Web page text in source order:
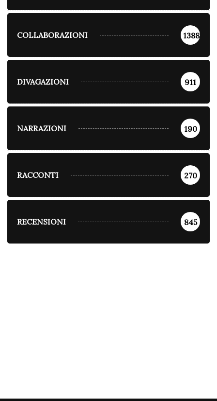
COLLABORAZIONI 1388
DIVAGAZIONI 911
NARRAZIONI 190
RACCONTI 270
RECENSIONI 845